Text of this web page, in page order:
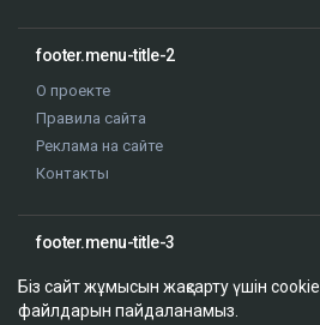
footer.menu-title-2
О проекте
Правила сайта
Реклама на сайте
Контакты
footer.menu-title-3
Біз сайт жұмысын жақсарту үшін cookie
файлдарын пайдаланамыз.